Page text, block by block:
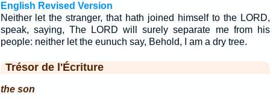
English Revised Version
Neither let the stranger, that hath joined himself to the LORD,
speak, saying, The LORD will surely separate me from his
people: neither let the eunuch say, Behold, I am a dry tree.
Trésor de l'Écriture
the son